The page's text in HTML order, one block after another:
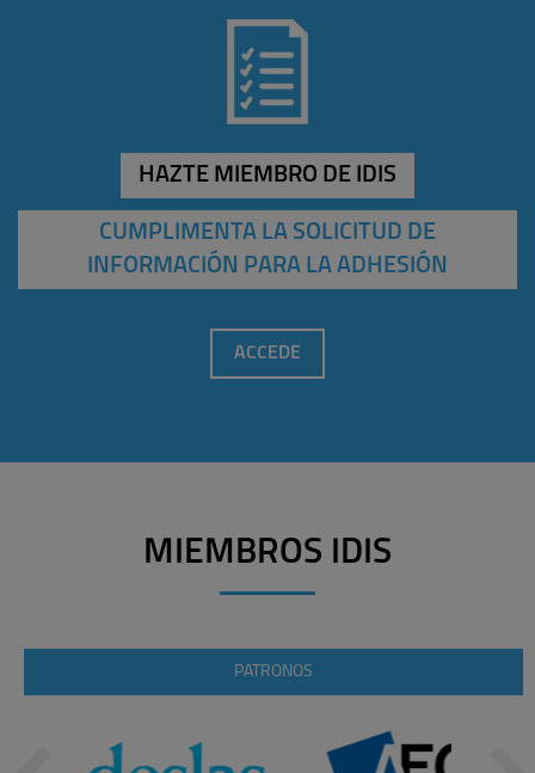
HAZTE MIEMBRO DE IDIS
CUMPLIMENTA LA SOLICITUD DE
INFORMACIÓN PARA LA ADHESIÓN
ACCEDE
MIEMBROS IDIS
PATRONOS